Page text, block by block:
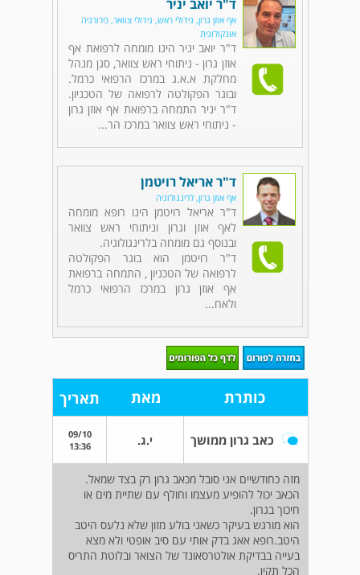
ד"ר יואב יניר
אף אוזן גרון, גידולי ראש, גידולי צוואר, כירורגיה
אונקולוגית
ד"ר יואב יניר הינו מומחה לרפואת אף
אוזן גרון - ניתוחי ראש צוואר, סגן מנהל
מחלקת א.א.ג במרכז הרפואי כרמל.
ובוגר הפקולטה לרפואה של הטכניון.
ד"ר יניר התמחה ברפואת אף אוזן גרון
- ניתוחי ראש צוואר במרכז הר...
ד"ר אריאל רויטמן
אף אוזן גרון, לרינגולוגיה
ד"ר אריאל רויטמן הינו רופא מומחה
לאף אוזן וגרון וניתוחי ראש צוואר
ובנוסף גם מומחה בלרינגולוגיה.
ד"ר רויטמן הוא בוגר הפקולטה
לרפואה של הטכניון , התמחה ברפואת
אף אוזן גרון במרכז הרפואי כרמל
ולאח...
כותרת מאת תאריך
כאב גרון ממושך י.ג.
09/10
13:36
מזה כחודשיים אני סובל מכאב גרון רק בצד שמאל.
הכאב יכול להופיע מעצמו וחולף עם שתיית מים או
חיכוך בגרון.
הוא מורגש בעיקר כשאני בולע מזון שלא נלעס היטב
היטב.רופא אאג בדק אותי עם סיב אופטי ולא מצא
בעייה בבדיקת אולטרסאונד של הצואר ובלוטת התריס
הכל תקין.